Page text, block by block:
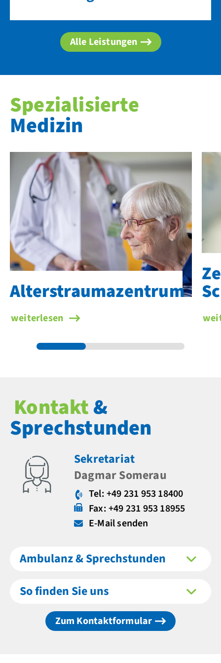
Alle Leistungen
Spezialisierte
Medizin
Alterstraumazentrum
weiterlesen
Kontakt&
Sprechstunden
Sekretariat
Dagmar Somerau
Tel: +49 231 953 18400
Fax: +49 231 953 18955
E-Mail senden
Ambulanz & Sprechstunden
So finden Sie uns
Zum Kontaktformular